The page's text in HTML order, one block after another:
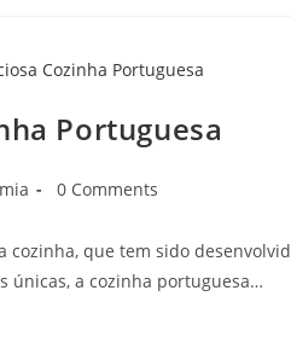
Portuguesa
0 Comments
que tem sido
únicas, a cozinha portuguesa…